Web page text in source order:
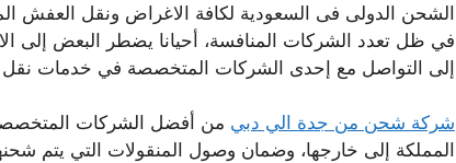
الشحن الدولى فى السعودية لكافة الاغراض ونقل العفش
في ظل تعدد الشركات المنافسة، أحيانا يضطر البعض إلى
إلى التواصل مع إحدى الشركات المتخصصة في خدمات نقل
شركة شحن من جدة الي دبي من أفضل الشركات
المملكة إلى خارجها، وضمان وصول المنقولات التي يتم